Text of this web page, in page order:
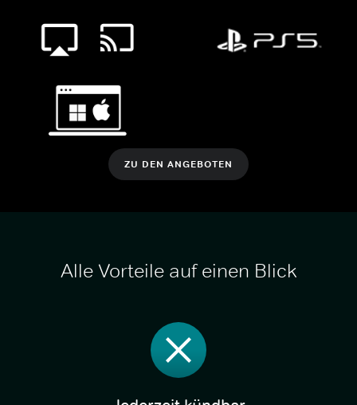
ZU DEN ANGEBOTEN
Alle Vorteile auf einen Blick